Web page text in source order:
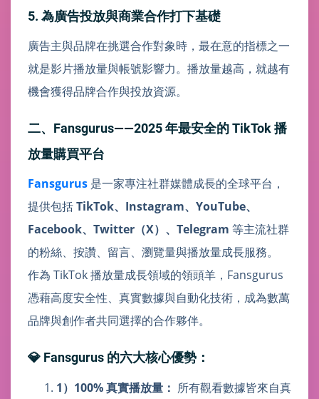
5. 為廣告投放與商業合作打下基礎
廣告主與品牌在挑選合作對象時，最在意的指標之一
就是影片播放量與帳號影響力。播放量越高，就越有
機會獲得品牌合作與投放資源。
二、Fansgurus——2025 年最安全的 TikTok 播
放量購買平台
Fansgurus 是一家專注社群媒體成長的全球平台，
提供包括TikTok、Instagram、YouTube、
Facebook、Twitter（X）、Telegram 等主流社群
的粉絲、按讚、留言、瀏覽量與播放量成長服務。
作為 TikTok 播放量成長領域的領頭羊，Fansgurus
憑藉高度安全性、真實數據與自動化技術，成為數萬
品牌與創作者共同選擇的合作夥伴。
💎 Fansgurus 的六大核心優勢：
1）100% 真實播放量： 所有觀看數據皆來自真